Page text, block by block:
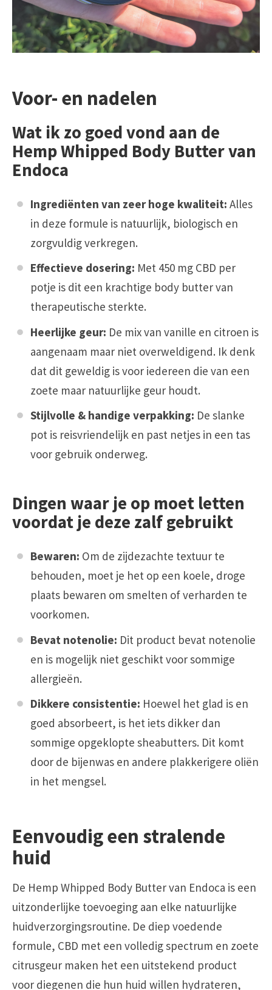
Voor- en nadelen
Wat ik zo goed vond aan de
Hemp Whipped Body Butter van
Endoca
Ingrediënten van zeer hoge kwaliteit: Alles
in deze formule is natuurlijk, biologisch en
zorgvuldig verkregen.
Effectieve dosering: Met 450 mg CBD per
potje is dit een krachtige body butter van
therapeutische sterkte.
Heerlijke geur: De mix van vanille en citroen is
aangenaam maar niet overweldigend. Ik denk
dat dit geweldig is voor iedereen die van een
zoete maar natuurlijke geur houdt.
Stijlvolle & handige verpakking: De slanke
pot is reisvriendelijk en past netjes in een tas
voor gebruik onderweg.
Dingen waar je op moet letten
voordat je deze zalf gebruikt
Bewaren: Om de zijdezachte textuur te
behouden, moet je het op een koele, droge
plaats bewaren om smelten of verharden te
voorkomen.
Bevat notenolie: Dit product bevat notenolie
en is mogelijk niet geschikt voor sommige
allergieën.
Dikkere consistentie: Hoewel het glad is en
goed absorbeert, is het iets dikker dan
sommige opgeklopte sheabutters. Dit komt
door de bijenwas en andere plakkerigere oliën
in het mengsel.
Eenvoudig een stralende
huid
De Hemp Whipped Body Butter van Endoca is een
uitzonderlijke toevoeging aan elke natuurlijke
huidverzorgingsroutine. De diep voedende
formule, CBD met een volledig spectrum en zoete
citrusgeur maken het een uitstekend product
voor diegenen die hun huid willen hydrateren,